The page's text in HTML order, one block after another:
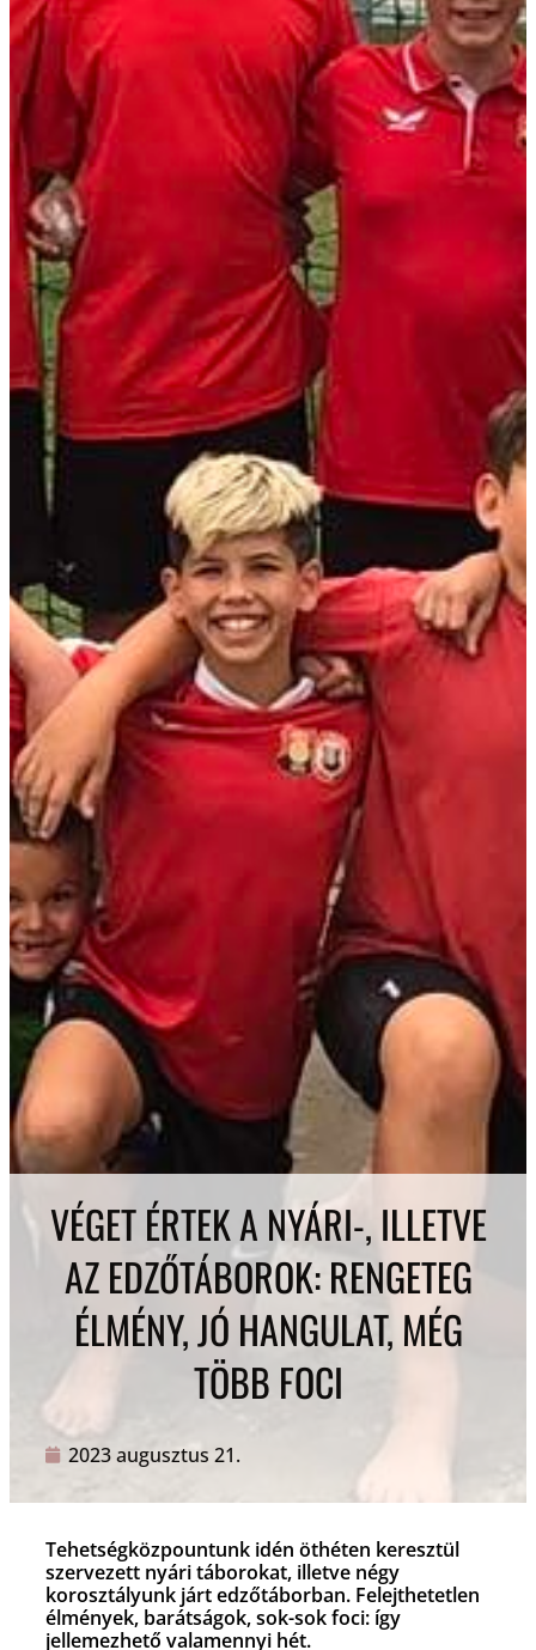
VÉGET ÉRTEK A NYÁRI-, ILLETVE
AZ EDZŐTÁBOROK: RENGETEG
ÉLMÉNY, JÓ HANGULAT, MÉG
TÖBB FOCI
2023 augusztus 21.
Tehetségközpountunk idén öthéten keresztül
szervezett nyári táborokat, illetve négy
korosztályunk járt edzőtáborban. Felejthetetlen
élmények, barátságok, sok-sok foci: így
jellemezhető valamennyi hét.